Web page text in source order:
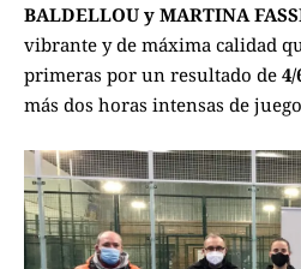
BALDELLOU y MARTINA
vibrante y de máxima calidad
primeras por un resultado de 4/
más dos horas intensas de